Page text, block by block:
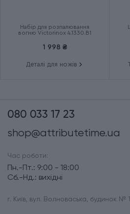
Набір для розпалювання
вогню Victorinox 4.1330.B1
1 998 ₴
Деталі для ножів
080 033 17 23
shop@attributetime.ua
Час роботи:
Пн.-Пт.: 9:00 - 18:00
Сб.-Нд.: вихідні
г. Київ, вул. Волноваська, будинок №